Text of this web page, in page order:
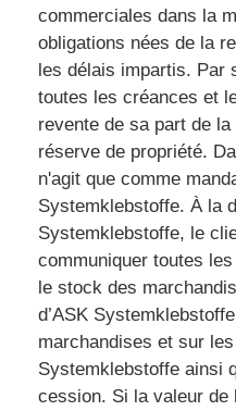
commerciales dans la
obligations nées de la
les délais impartis. Par
toutes les créances et
revente de sa part de
réserve de propriété.
n'agit que comme
Systemklebstoffe. À la
Systemklebstoffe, le
communiquer toutes
le stock des
d’ASK
marchandises et sur
Systemklebstoffe ainsi
cession. Si la valeur de